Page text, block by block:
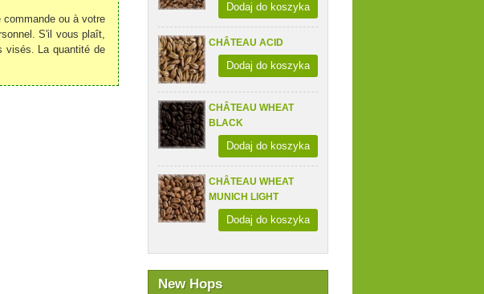
Dodaj do koszyka
CHÂTEAU ACID
Dodaj do koszyka
CHÂTEAU WHEAT
BLACK
Dodaj do koszyka
CHÂTEAU WHEAT
MUNICH LIGHT
Dodaj do koszyka
New Hops
ou à votre
S'il vous plaît,
visés. La quantité de